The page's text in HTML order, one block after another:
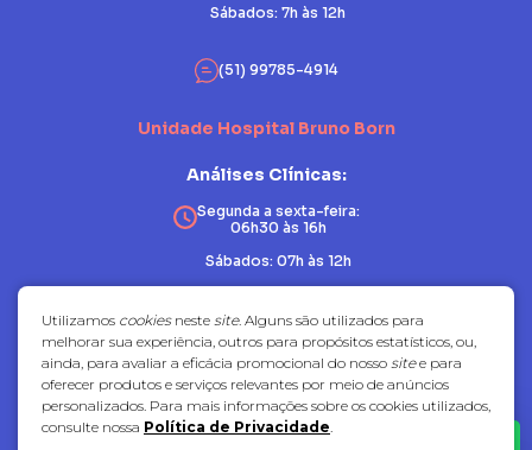
Utilizamos cookiesneste site. Alguns são utilizados para
melhorar sua experiência, outros para propósitos estatísticos, ou,
ainda, para avaliar a eficácia promocional do nosso sitee para
oferecer produtos e serviços relevantes por meio de anúncios
personalizados. Para mais informações sobre os cookies utilizados,
consulte nossa Política de Privacidade.
Sábados: 7h às 12h
(51) 99785-4914
Unidade Hospital Bruno Born
Análises Clínicas:
Segunda a sexta-feira:
06h30 às 16h
Sábados: 07h às 12h
Patologia:
Segunda a sexta-feira:
07h30 às 17h
Sábados: fechado